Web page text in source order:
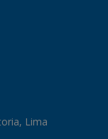
Lima